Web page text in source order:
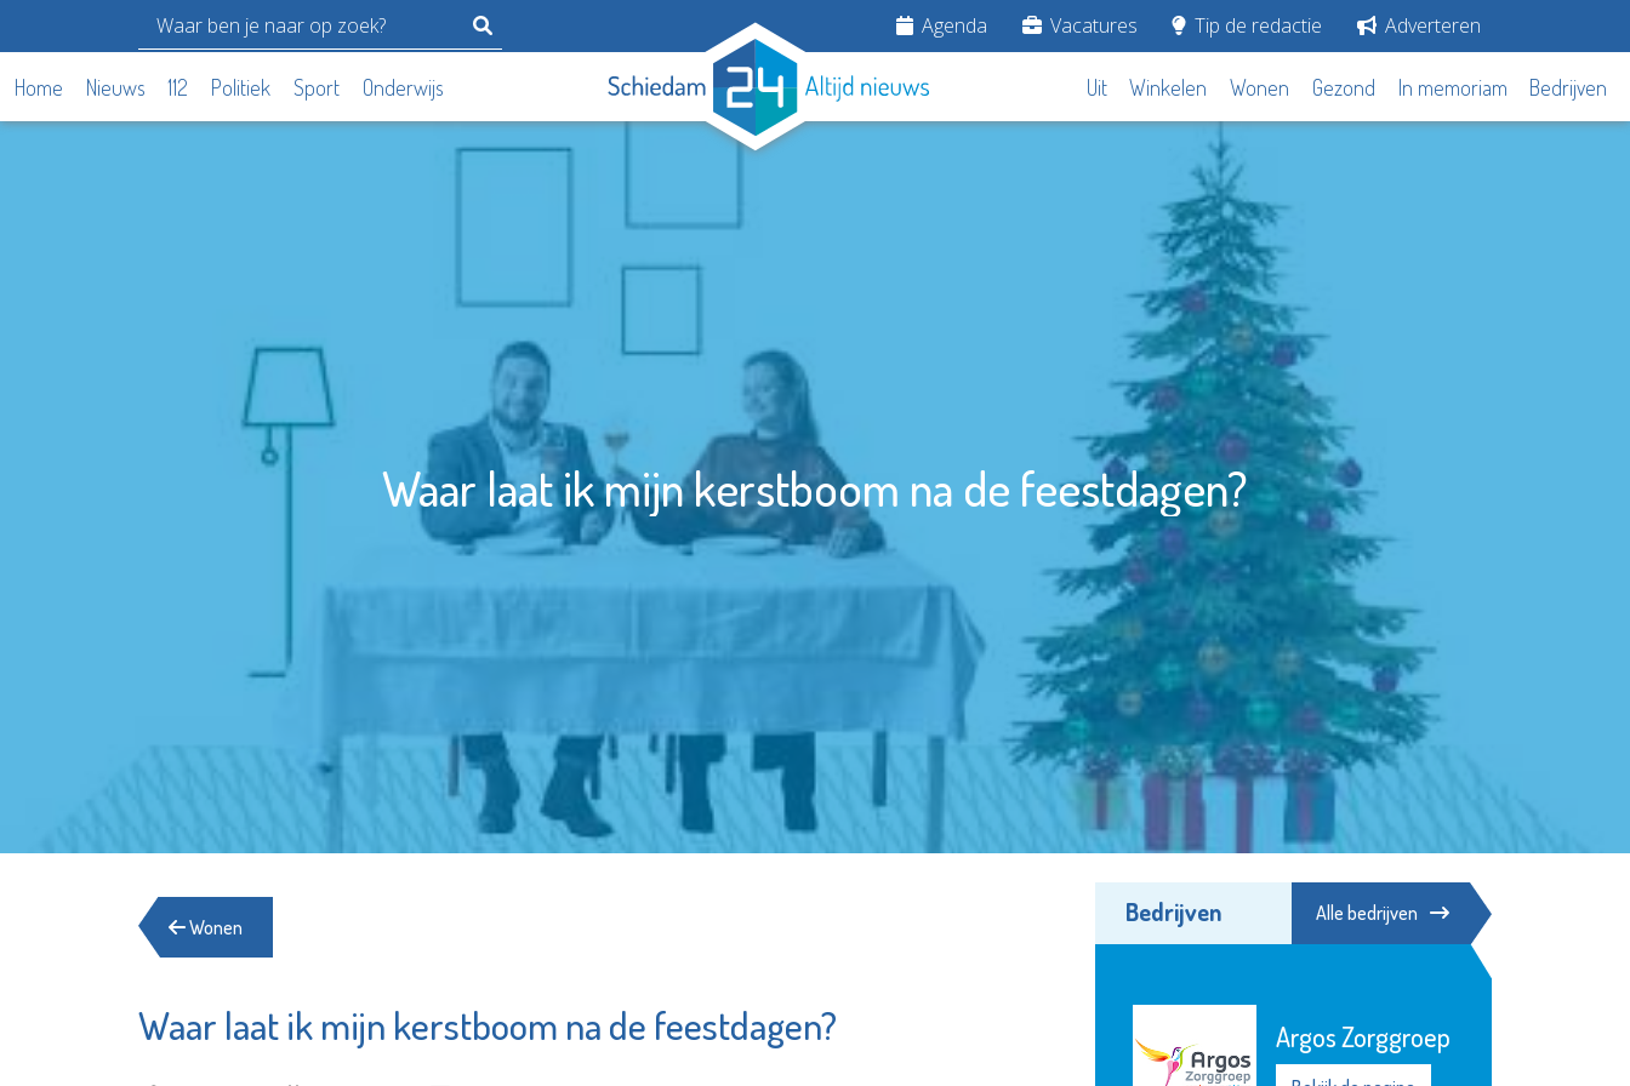
Agenda Vacatures Tip de redactie Adverteren
Home Nieuws 112 Politiek Sport Onderwijs Uit Winkelen Wonen Gezond In memoriam Bedrijven
Waar laat ik mijn kerstboom na de feestdagen?
Wonen
Waar laat ik mijn kerstboom na de feestdagen?
Bedrijven Alle bedrijven
Fundament
Servicepunt
Argos Zorggroep